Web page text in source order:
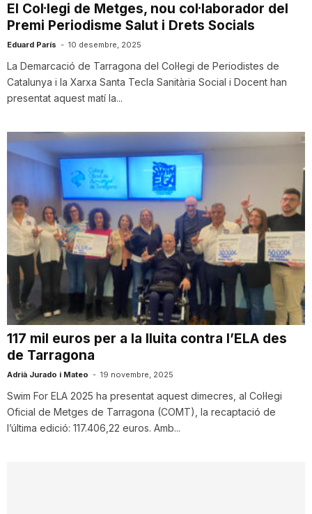
El Col·legi de Metges, nou col·laborador del
Premi Periodisme Salut i Drets Socials
Eduard París - 10 desembre, 2025
La Demarcació de Tarragona del Col·legi de Periodistes de
Catalunya i la Xarxa Santa Tecla Sanitària Social i Docent han
presentat aquest matí la...
117 mil euros per a la lluita contra l’ELA des
de Tarragona
Adrià Jurado i Mateo - 19 novembre, 2025
Swim For ELA 2025 ha presentat aquest dimecres, al Col·legi
Oficial de Metges de Tarragona (COMT), la recaptació de
l’última edició: 117.406,22 euros. Amb...